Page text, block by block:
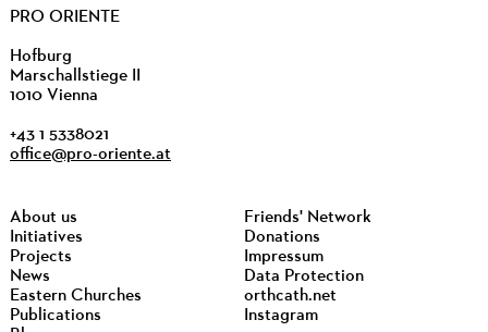
PRO ORIENTE
Hofburg
Marschallstiege II
1010 Vienna
+43 1 5338021
office@pro-oriente.at
About us
Initiatives
Projects
News
Eastern Churches
Publications
Friends' Network
Donations
Impressum
Data Protection
orthcath.net
Instagram